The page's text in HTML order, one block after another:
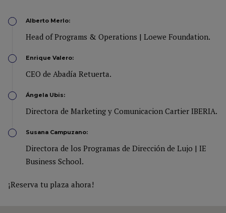
Alberto Merlo:
Head of Programs & Operations | Loewe Foundation.
Enrique Valero:
CEO de Abadía Retuerta.
Ángela Ubis:
Directora de Marketing y Comunicacion Cartier IBERIA.
Susana Campuzano:
Directora de los Programas de Dirección de Lujo | IE
Business School.
¡Reserva tu plaza ahora!